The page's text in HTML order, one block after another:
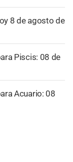
8 de agosto de
Piscis: 08 de
Acuario: 08